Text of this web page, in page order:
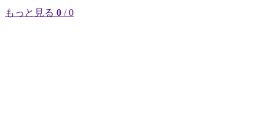
もっと見る 0 / 0